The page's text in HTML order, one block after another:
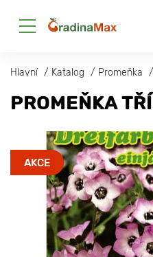
Hlavní Katalog Promeňka
PROMEŇKA
AKCE